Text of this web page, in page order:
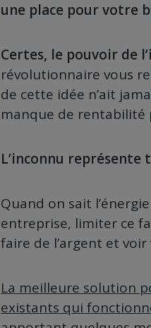
une place pour votre
Certes, le pouvoir de
révolutionnaire vous
de cette idée n’ait
manque de rentabilité
L’inconnu
Quand on sait
entreprise, limiter ce
faire de l’argent et
La meilleure solution
existants qui